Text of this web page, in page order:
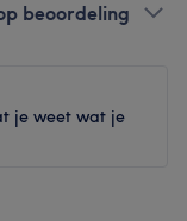
beoordeling
je weet wat je